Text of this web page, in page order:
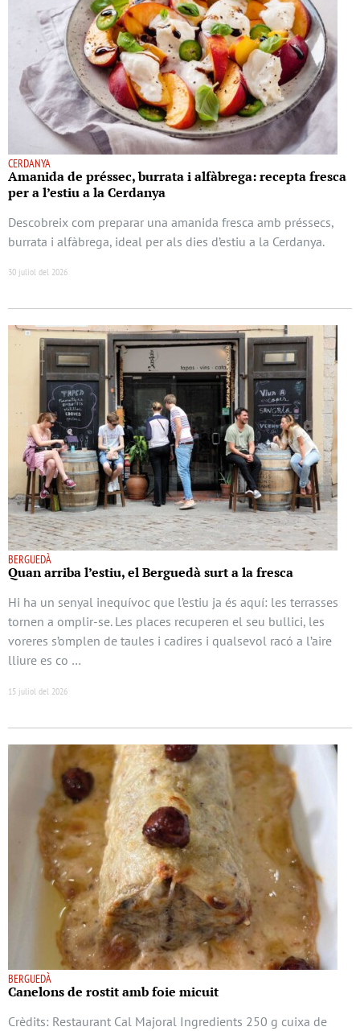
CERDANYA
Amanida de préssec, burrata i alfàbrega: recepta fresca
per a l’estiu a la Cerdanya
Descobreix com preparar una amanida fresca amb préssecs,
burrata i alfàbrega, ideal per als dies d’estiu a la Cerdanya.
30 juliol del 2026
BERGUEDÀ
Quan arriba l’estiu, el Berguedà surt a la fresca
Hi ha un senyal inequívoc que l’estiu ja és aquí: les terrasses
tornen a omplir-se. Les places recuperen el seu bullici, les
voreres s’omplen de taules i cadires i qualsevol racó a l’aire
lliure es co …
15 juliol del 2026
BERGUEDÀ
Canelons de rostit amb foie micuit
Crèdits: Restaurant Cal Majoral Ingredients 250 g cuixa de